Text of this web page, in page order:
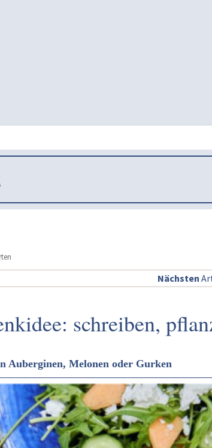
Nächsten
schreiben,
Auberginen, Melonen oder Gurken